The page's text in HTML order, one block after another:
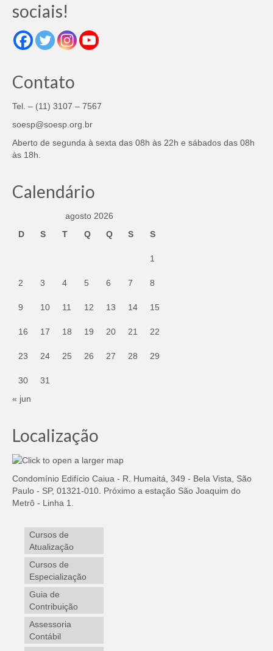
sociais!
Contato
Tel. – (11) 3107 – 7567
soesp@soesp.org.br
Aberto de segunda à sexta das 08h às 22h e sábados das 08h
às 18h.
Calendário
agosto 2026
D
S T Q Q S S
1
2 3 4 5 6 7 8
9 10 11 12 13 14 15
16 17 18 19 20 21 22
23 24 25 26 27 28 29
30
31
« jun
Localização
Condomínio Edifício Caiua - R. Humaitá, 349 - Bela Vista, São
Paulo - SP, 01321-010. Próximo a estação São Joaquim do
Metrô - Linha 1.
Cursos de
Atualização
Cursos de
Especialização
Guia de
Contribuição
Assessoria
Contábil